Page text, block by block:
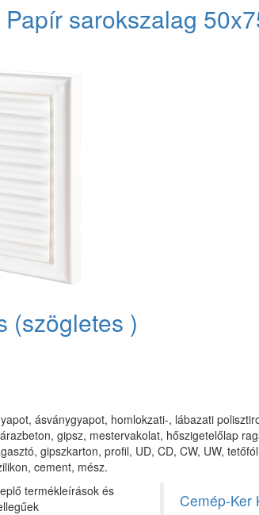
sarokszalag
(szögletes )
ásványgyapot, homlokzati-, lábazati
gipsz, mestervakolat, hőszigetelőlap
gipszkarton, profil, UD, CD, CW, UW,
cement, mész.
termékleírások és
Cemép-Ker